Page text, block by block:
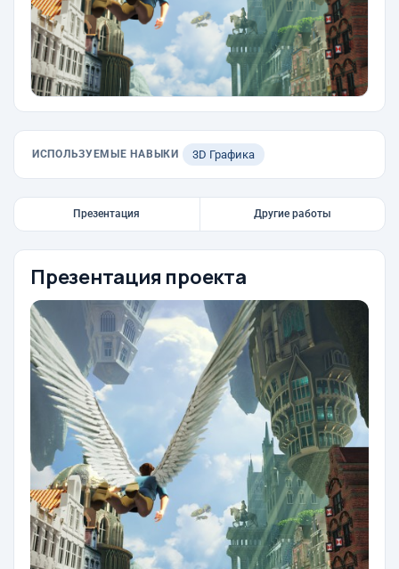
ИСПОЛЬЗУЕМЫЕ НАВЫКИ 3D Графика
Презентация Другие работы
Презентация проекта